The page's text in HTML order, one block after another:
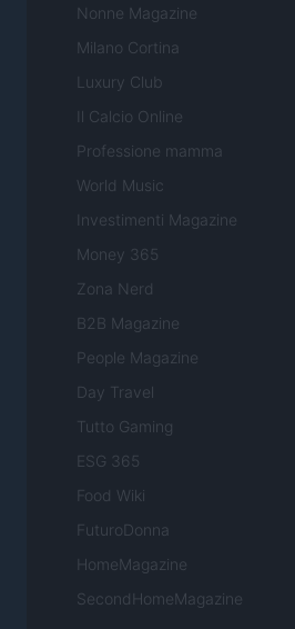
Nonne Magazine
Milano Cortina
Luxury Club
Il Calcio Online
Professione mamma
World Music
Investimenti Magazine
Money 365
Zona Nerd
B2B Magazine
People Magazine
Day Travel
Tutto Gaming
ESG 365
Food Wiki
FuturoDonna
HomeMagazine
SecondHomeMagazine